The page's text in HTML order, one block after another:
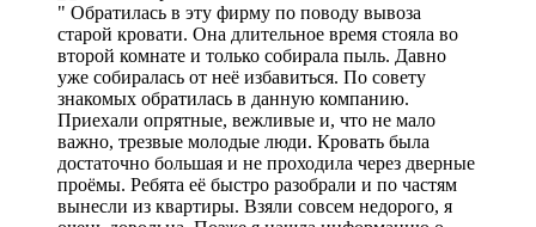
Обратилась в эту фирму по поводу вывоза
старой кровати. Она длительное время стояла во
второй комнате и только собирала пыль. Давно
уже собиралась от неё избавиться. По совету
знакомых обратилась в данную компанию.
Приехали опрятные, вежливые и, что не мало
важно, трезвые молодые люди. Кровать была
достаточно большая и не проходила через дверные
проёмы. Ребята её быстро разобрали и по частям
вынесли из квартиры. Взяли совсем недорого, я